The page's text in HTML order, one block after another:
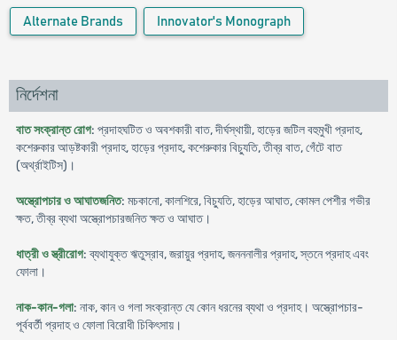
Alternate Brands Innovator's Monograph
নির্দেশনা
বাত সংক্রান্ত রোগ: প্রদাহঘটিত ও অবশকারী বাত, দীর্ঘস্থায়ী, হাড়ের জটিল বহুমুখী প্রদাহ,
কশেরুকার আড়ষ্টকারী প্রদাহ, হাড়ের প্রদাহ, কশেরুকার বিচ্যুতি, তীব্র বাত, গেঁটে বাত
(অর্থ্রাইটিস)।
অস্ত্রোপচার ও আঘাতজনিত: মচকানো, কালশিরে, বিচ্যুতি, হাড়ের আঘাত, কোমল পেশীর গভীর
ক্ষত, তীব্র ব্যথা অস্ত্রোপচারজনিত ক্ষত ও আঘাত।
ধাত্রী ও স্ত্রীরোগ: ব্যথাযুক্ত ঋতুস্রাব, জরায়ুর প্রদাহ, জনননালীর প্রদাহ, স্তনে প্রদাহ এবং
ফোলা।
নাক-কান-গলা: নাক, কান ও গলা সংক্রান্ত যে কোন ধরনের ব্যথা ও প্রদাহ। অস্ত্রোপচার-
পূর্ববর্তী প্রদাহ ও ফোলা বিরোধী চিকিৎসায়।